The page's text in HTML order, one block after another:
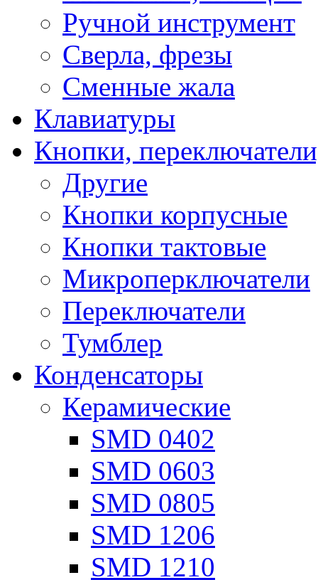
Ручной инструмент
Сверла, фрезы
Сменные жала
Клавиатуры
Кнопки,
Другие
Кнопки корпусные
Кнопки тактовые
Микроперключатели
Переключатели
Тумблер
Конденсаторы
Керамические
SMD 0402
SMD 0603
SMD 0805
SMD 1206
SMD 1210